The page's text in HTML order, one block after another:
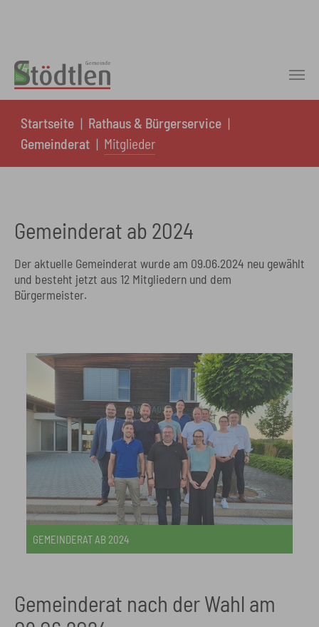
Startseite
Rathaus & Bürgerservice
Gemeinderat
Mitglieder
Gemeinderat ab 2024
Der aktuelle Gemeinderat wurde am 09.06.2024 neu gewählt
und besteht jetzt aus 12 Mitgliedern und dem
Bürgermeister.
GEMEINDERAT AB 2024
Gemeinderat nach der Wahl am